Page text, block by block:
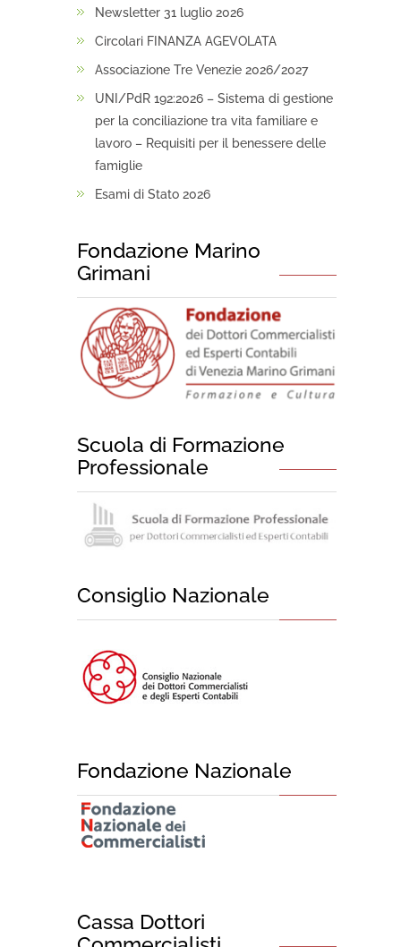
Newsletter 31 luglio 2026
Circolari FINANZA AGEVOLATA
Associazione Tre Venezie 2026/2027
UNI/PdR 192:2026 – Sistema di gestione
per la conciliazione tra vita familiare e
lavoro – Requisiti per il benessere delle
famiglie
Esami di Stato 2026
Fondazione Marino
Grimani
Scuola di Formazione
Professionale
Consiglio Nazionale
Fondazione Nazionale
Cassa Dottori